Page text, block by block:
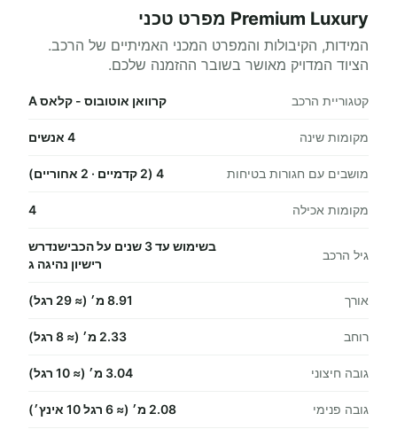
Premium Luxury מפרט טכני
המידות, הקיבולות והמפרט המכני האמיתיים של הרכב.
הציוד המדויק מאושר בשובר ההזמנה שלכם.
קטגוריית הרכב קרוואן אוטובוס - קלאס A
מקומות שינה 4 אנשים
מושבים עם חגורות בטיחות 4 (2 קדמיים · 2 אחוריים)
מקומות אכילה 4
גיל הרכב
בשימוש עד 3 שנים על הכבישנדרש
רישיון נהיגה ג
אורך 8.91 מ׳ (≈ 29 רגל)
רוחב 2.33 מ׳ (≈ 8 רגל)
גובה חיצוני 3.04 מ׳ (≈ 10 רגל)
גובה פנימי 2.08 מ׳ (≈ 6 רגל 10 אינץ׳)